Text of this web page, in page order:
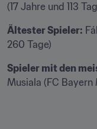
(17 Jahre und 113
Ältester Spieler:
260 Tage)
Spieler mit den
Musiala (FC